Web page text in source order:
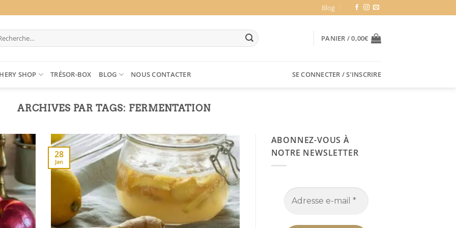
Blog
:
PANIER /0,00€
SHOP TRÉSOR-BOX BLOG NOUS CONTACTER SE CONNECTER / S’INSCRIRE
ARCHIVES PAR TAGS: FERMENTATION
28
Jan
ABONNEZ-VOUS À
NOTRE NEWSLETTER